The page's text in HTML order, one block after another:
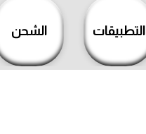
التطبيقات الشحن